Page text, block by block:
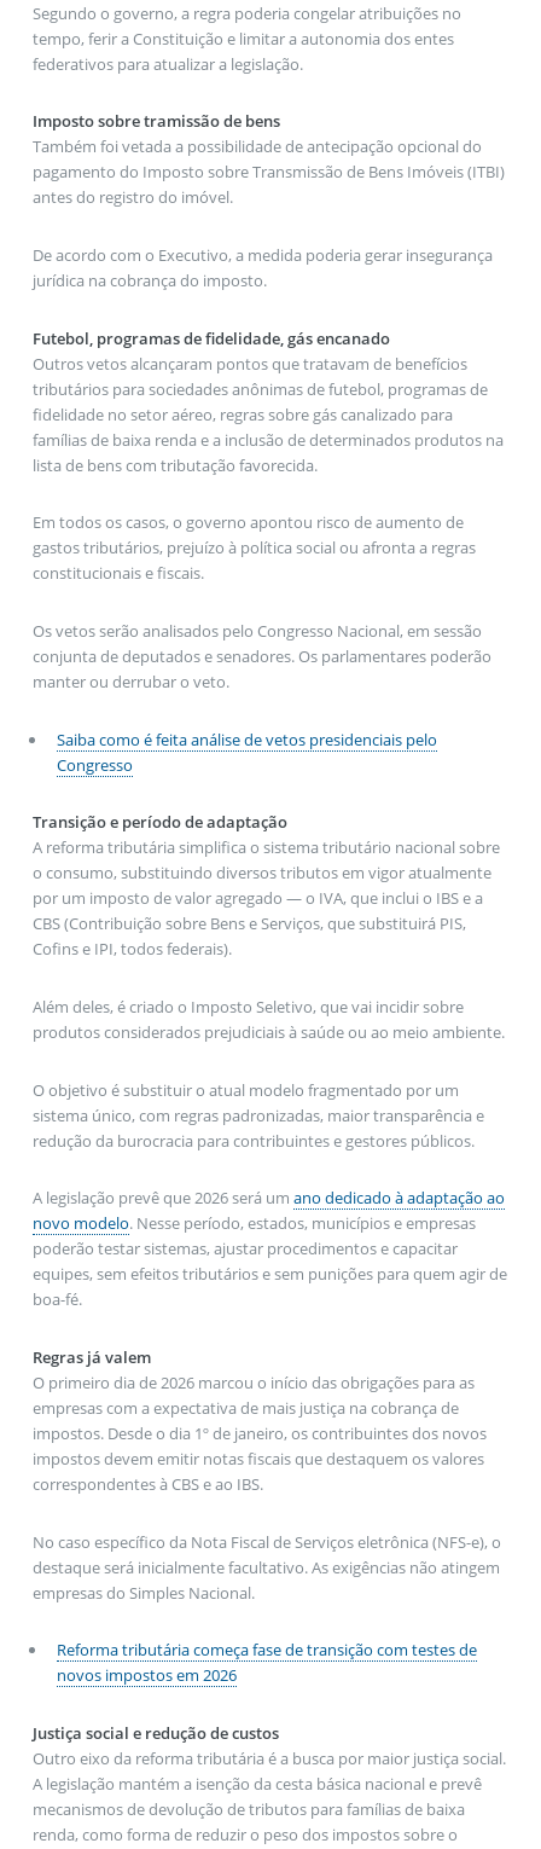
Segundo o governo, a regra poderia congelar atribuições no
tempo, ferir a Constituição e limitar a autonomia dos entes
federativos para atualizar a legislação.
Imposto sobre tramissão de bens
Também foi vetada a possibilidade de antecipação opcional do
pagamento do Imposto sobre Transmissão de Bens Imóveis (ITBI)
antes do registro do imóvel.
De acordo com o Executivo, a medida poderia gerar insegurança
jurídica na cobrança do imposto.
Futebol, programas de fidelidade, gás encanado
Outros vetos alcançaram pontos que tratavam de benefícios
tributários para sociedades anônimas de futebol, programas de
fidelidade no setor aéreo, regras sobre gás canalizado para
famílias de baixa renda e a inclusão de determinados produtos na
lista de bens com tributação favorecida.
Em todos os casos, o governo apontou risco de aumento de
gastos tributários, prejuízo à política social ou afronta a regras
constitucionais e fiscais.
Os vetos serão analisados pelo Congresso Nacional, em sessão
conjunta de deputados e senadores. Os parlamentares poderão
manter ou derrubar o veto.
Saiba como é feita análise de vetos presidenciais pelo
Congresso
Transição e período de adaptação
A reforma tributária simplifica o sistema tributário nacional sobre
o consumo, substituindo diversos tributos em vigor atualmente
por um imposto de valor agregado — o IVA, que inclui o IBS e a
CBS (Contribuição sobre Bens e Serviços, que substituirá PIS,
Cofins e IPI, todos federais).
Além deles, é criado o Imposto Seletivo, que vai incidir sobre
produtos considerados prejudiciais à saúde ou ao meio ambiente.
O objetivo é substituir o atual modelo fragmentado por um
sistema único, com regras padronizadas, maior transparência e
redução da burocracia para contribuintes e gestores públicos.
A legislação prevê que 2026 será um ano dedicado à adaptação ao
novo modelo. Nesse período, estados, municípios e empresas
poderão testar sistemas, ajustar procedimentos e capacitar
equipes, sem efeitos tributários e sem punições para quem agir de
boa-fé.
Regras já valem
O primeiro dia de 2026 marcou o início das obrigações para as
empresas com a expectativa de mais justiça na cobrança de
impostos. Desde o dia 1º de janeiro, os contribuintes dos novos
impostos devem emitir notas fiscais que destaquem os valores
correspondentes à CBS e ao IBS.
No caso específico da Nota Fiscal de Serviços eletrônica (NFS-e), o
destaque será inicialmente facultativo. As exigências não atingem
empresas do Simples Nacional.
Reforma tributária começa fase de transição com testes de
novos impostos em 2026
Justiça social e redução de custos
Outro eixo da reforma tributária é a busca por maior justiça social.
A legislação mantém a isenção da cesta básica nacional e prevê
mecanismos de devolução de tributos para famílias de baixa
renda, como forma de reduzir o peso dos impostos sobre o